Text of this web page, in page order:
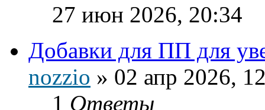
27 июн 2026, 20:34
Добавки для ПП для
nozzio » 02 апр 2026,
1 Ответы